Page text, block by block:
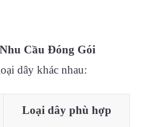
Cầu Đóng Gói
dây khác nhau:
Loại dây phù hợp